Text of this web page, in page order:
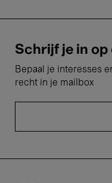
Schrijf je in op
Bepaal je interesses
recht in je mailbox